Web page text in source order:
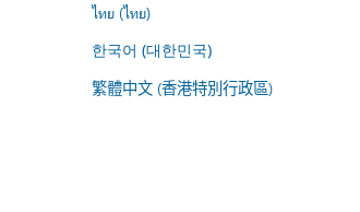
ไทย (ไทย)
한국어 (대한민국)
繁體中文 (香港特別行政區)